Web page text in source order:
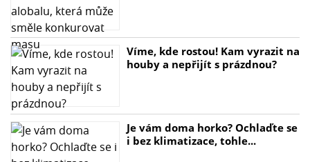
Víme, kde rostou! Kam vyrazit na
houby a nepřijít s prázdnou?
Je vám doma horko? Ochlaďte se
i bez klimatizace, tohle...